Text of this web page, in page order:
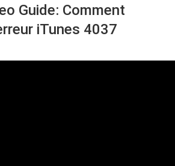
Guide: Comment
iTunes 4037